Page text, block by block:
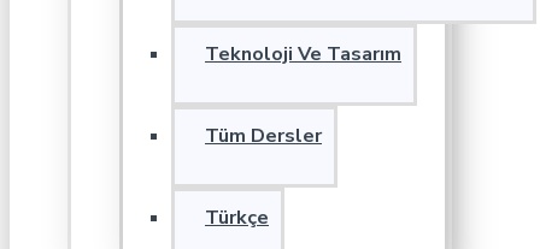
Teknoloji Ve Tasarım
Tüm Dersler
Türkçe